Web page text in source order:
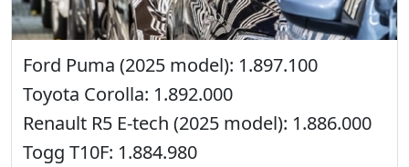
Ford Puma (2025 model): 1.897.100
Toyota Corolla: 1.892.000
Renault R5 E-tech (2025 model): 1.886.000
Togg T10F: 1.884.980